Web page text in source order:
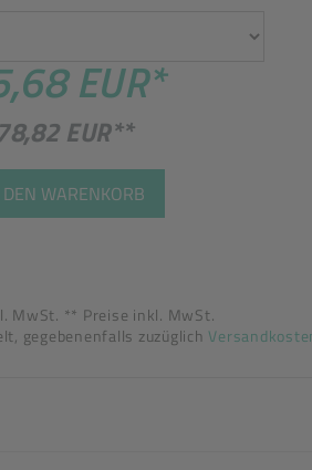
EUR*
EUR**
WARENKORB
MwSt. ** Preise inkl. MwSt.
gegebenenfalls zuzüglich